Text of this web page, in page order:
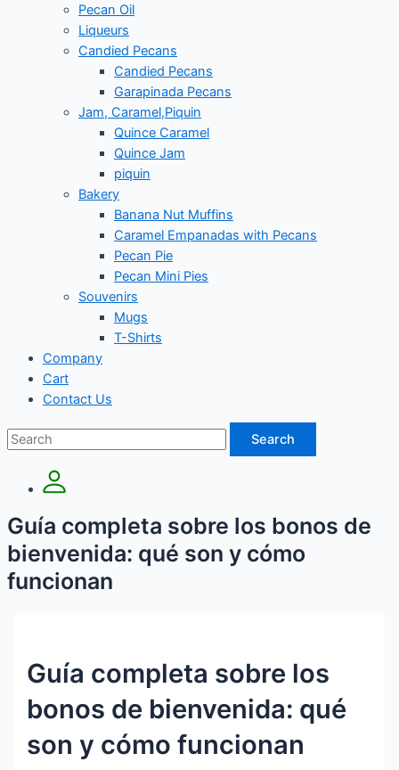
Pecan Oil
Liqueurs
Candied Pecans
Candied Pecans
Garapinada Pecans
Jam, Caramel,Piquin
Quince Caramel
Quince Jam
piquin
Bakery
Banana Nut Muffins
Caramel Empanadas with Pecans
Pecan Pie
Pecan Mini Pies
Souvenirs
Mugs
T-Shirts
Company
Cart
Contact Us
Search
Guía completa sobre los bonos de
bienvenida: qué son y cómo
funcionan
Guía completa sobre los
bonos de bienvenida: qué
son y cómo funcionan